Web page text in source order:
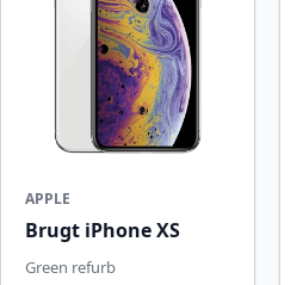
APPLE
Brugt iPhone XS
Green refurb